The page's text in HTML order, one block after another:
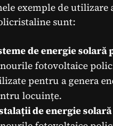
exemple de
sunt:
de energie solară
fotovoltaice
pentru a genera
locuințe.
de energie